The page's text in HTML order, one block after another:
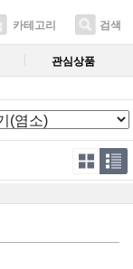
카테고리 검색
관심상품